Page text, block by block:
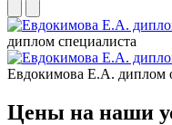
диплом специалиста
Евдокимова Е.А. диплом
Цены на наши